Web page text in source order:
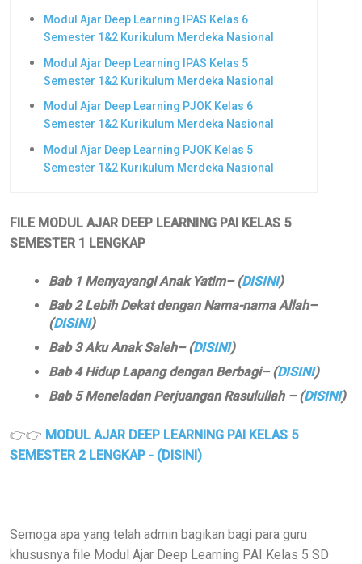
Modul Ajar Deep Learning IPAS Kelas 6
Semester 1&2 Kurikulum Merdeka Nasional
Modul Ajar Deep Learning IPAS Kelas 5
Semester 1&2 Kurikulum Merdeka Nasional
Modul Ajar Deep Learning PJOK Kelas 6
Semester 1&2 Kurikulum Merdeka Nasional
Modul Ajar Deep Learning PJOK Kelas 5
Semester 1&2 Kurikulum Merdeka Nasional
FILE MODUL AJAR DEEP LEARNING PAI KELAS 5
SEMESTER 1 LENGKAP
Bab 1 Menyayangi Anak Yatim– (DISINI)
Bab 2 Lebih Dekat dengan Nama-nama Allah–
(DISINI)
Bab 3 Aku Anak Saleh– (DISINI)
Bab 4 Hidup Lapang dengan Berbagi– (DISINI)
Bab 5 Meneladan Perjuangan Rasulullah– (DISINI)
👉👉 MODUL AJAR DEEP LEARNING PAI KELAS 5
SEMESTER 2 LENGKAP - (DISINI)
Semoga apa yang telah admin bagikan bagi para guru
khususnya file Modul Ajar Deep Learning PAI Kelas 5 SD